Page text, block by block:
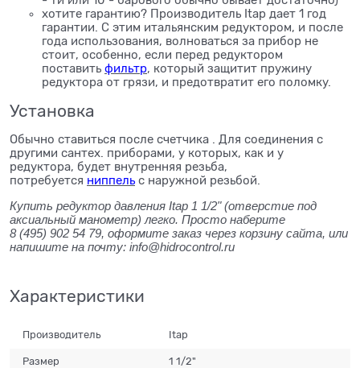
хотите гарантию? Производитель Itap дает 1 год
гарантии. С этим итальянским редуктором, и после
года использования, волноваться за прибор не
стоит, особенно, если перед редуктором
поставить фильтр, который защитит пружину
редуктора от грязи, и предотвратит его поломку.
Установка
Обычно ставиться после счетчика . Для соединения с
другими сантех. приборами, у которых, как и у
редуктора, будет внутренняя резьба,
потребуется ниппель с наружной резьбой.
Купить редуктор давления Itap 1 1/2" (отверстие под
аксиальный манометр) легко. Просто наберите
8 (495) 902 54 79, оформите заказ через корзину сайта, или
напишите на почту: info@hidrocontrol.ru
Характеристики
Производитель Itap
Размер 1 1/2"